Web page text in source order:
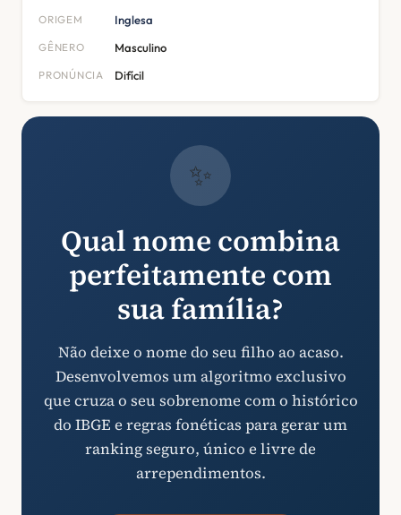
ORIGEM Inglesa
GÊNERO Masculino
PRONÚNCIA Difícil
✨
Qual nome combina
perfeitamente com
sua família?
Não deixe o nome do seu filho ao acaso.
Desenvolvemos um algoritmo exclusivo
que cruza o seu sobrenome com o histórico
do IBGE e regras fonéticas para gerar um
ranking seguro, único e livre de
arrependimentos.